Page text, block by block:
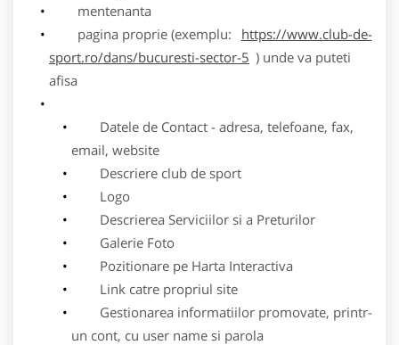
mentenanta
pagina proprie (exemplu:
https://www.club-de-
sport.ro/dans/bucuresti-sector-5 ) unde va puteti
afisa
Datele de Contact - adresa, telefoane, fax,
email, website
Descriere club de sport
Logo
Descrierea Serviciilor si a Preturilor
Galerie Foto
Pozitionare pe Harta Interactiva
Link catre propriul site
Gestionarea informatiilor promovate, printr-
un cont, cu user name si parola